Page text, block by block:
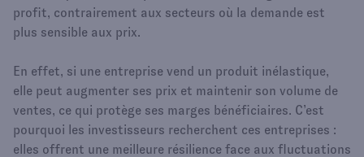
profit, contrairement aux secteurs où la demande est
plus sensible aux prix.
En effet, si une entreprise vend un produit inélastique,
elle peut augmenter ses prix et maintenir son volume de
ventes, ce qui protège ses marges bénéficiaires. C’est
pourquoi les investisseurs recherchent ces entreprises :
elles offrent une meilleure résilience face aux fluctuations